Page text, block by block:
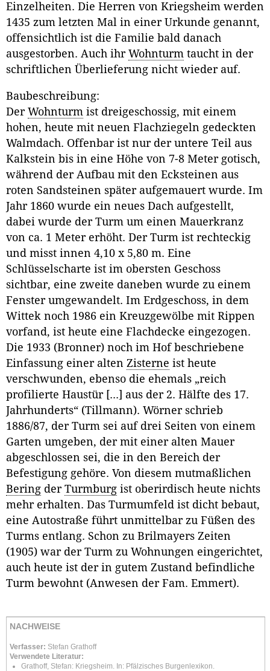
Einzelheiten. Die Herren von Kriegsheim werden
1435 zum letzten Mal in einer Urkunde genannt,
offensichtlich ist die Familie bald danach
ausgestorben. Auch ihr Wohnturm taucht in der
schriftlichen Überlieferung nicht wieder auf.
Baubeschreibung:
Der Wohnturm ist dreigeschossig, mit einem
hohen, heute mit neuen Flachziegeln gedeckten
Walmdach. Offenbar ist nur der untere Teil aus
Kalkstein bis in eine Höhe von 7-8 Meter gotisch,
während der Aufbau mit den Ecksteinen aus
roten Sandsteinen später aufgemauert wurde. Im
Jahr 1860 wurde ein neues Dach aufgestellt,
dabei wurde der Turm um einen Mauerkranz
von ca. 1 Meter erhöht. Der Turm ist rechteckig
und misst innen 4,10 x 5,80 m. Eine
Schlüsselscharte ist im obersten Geschoss
sichtbar, eine zweite daneben wurde zu einem
Fenster umgewandelt. Im Erdgeschoss, in dem
Wittek noch 1986 ein Kreuzgewölbe mit Rippen
vorfand, ist heute eine Flachdecke eingezogen.
Die 1933 (Bronner) noch im Hof beschriebene
Einfassung einer alten Zisterne ist heute
verschwunden, ebenso die ehemals „reich
profilierte Haustür [...] aus der 2. Hälfte des 17.
Jahrhunderts“ (Tillmann). Wörner schrieb
1886/87, der Turm sei auf drei Seiten von einem
Garten umgeben, der mit einer alten Mauer
abgeschlossen sei, die in den Bereich der
Befestigung gehöre. Von diesem mutmaßlichen
Bering der Turmburg ist oberirdisch heute nichts
mehr erhalten. Das Turmumfeld ist dicht bebaut,
eine Autostraße führt unmittelbar zu Füßen des
Turms entlang. Schon zu Brilmayers Zeiten
(1905) war der Turm zu Wohnungen eingerichtet,
auch heute ist der in gutem Zustand befindliche
Turm bewohnt (Anwesen der Fam. Emmert).
NACHWEISE
Verfasser: Stefan Grathoff
Verwendete Literatur:
Grathoff, Stefan: Kriegsheim. In: Pfälzisches Burgenlexikon.